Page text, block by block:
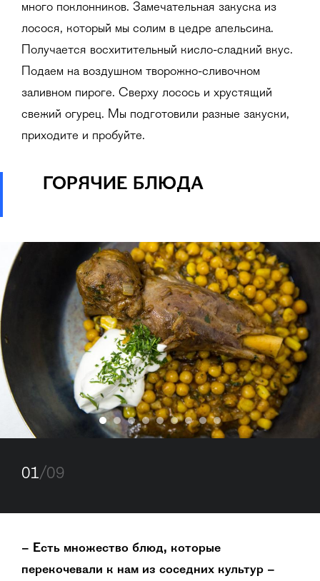
много поклонников. Замечательная закуска из
лосося, который мы солим в цедре апельсина.
Получается восхитительный кисло-сладкий вкус.
Подаем на воздушном творожно-сливочном
заливном пироге. Сверху лосось и хрустящий
свежий огурец. Мы подготовили разные закуски,
приходите и пробуйте.
ГОРЯЧИЕ БЛЮДА
01/09
– Есть множество блюд, которые
перекочевали к нам из соседних культур –